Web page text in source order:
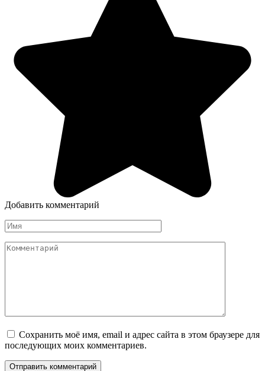
Добавить комментарий
Имя
Комментарий
Сохранить моё имя, email и адрес сайта в этом браузере для
последующих моих комментариев.